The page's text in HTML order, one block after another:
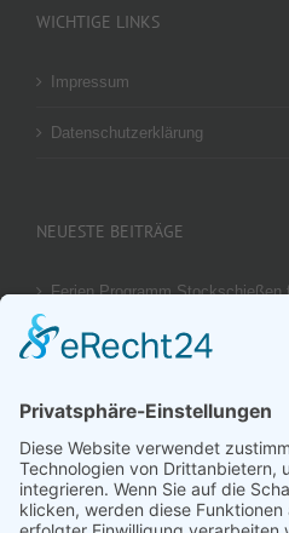
WICHTIGE LINKS
Impressum
Datenschutzerklärung
NEUESTE BEITRÄGE
Ferien Programm Stockschießen
Brotzeit Turnier Stocksport zur
am 18. September 2026
Offener Vereinspokal
Gruppen Vereine und Familien